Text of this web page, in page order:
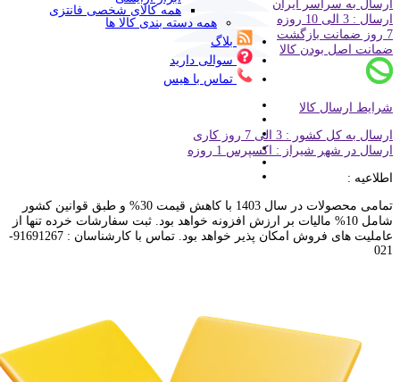
همه کالای شخصی فانتزی
همه دسته بندی کالا ها
بلاگ
سوالی دارید
تماس با هیس
ارسال به سراسر ایران
ارسال : 3 الی 10 روزه
7 روز ضمانت بازگشت
ضمانت اصل بودن کالا
شرایط ارسال کالا
ارسال به کل کشور : 3 الی 7 روز کاری
ارسال در شهر شیراز : اکسپرس 1 روزه
اطلاعیه :
تمامی محصولات در سال 1403 با کاهش قیمت 30% و طبق قوانین کشور
شامل 10% مالیات بر ارزش افزونه خواهد بود. ثبت سفارشات خرده تنها از
عاملیت های فروش امکان پذیر خواهد بود. تماس با کارشناسان : 91691267-
021